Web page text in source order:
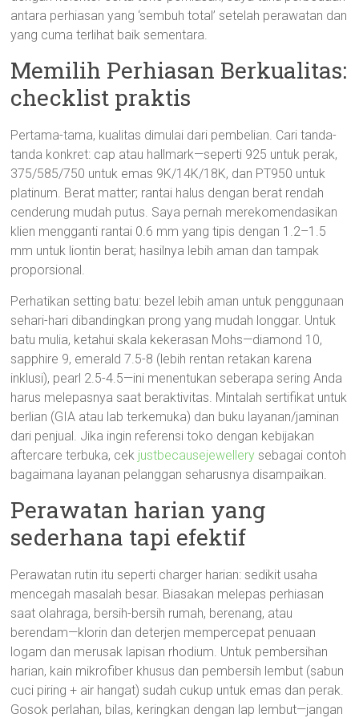
antara perhiasan yang ‘sembuh total’ setelah perawatan dan
yang cuma terlihat baik sementara.
Memilih Perhiasan Berkualitas:
checklist praktis
Pertama-tama, kualitas dimulai dari pembelian. Cari tanda-
tanda konkret: cap atau hallmark—seperti 925 untuk perak,
375/585/750 untuk emas 9K/14K/18K, dan PT950 untuk
platinum. Berat matter; rantai halus dengan berat rendah
cenderung mudah putus. Saya pernah merekomendasikan
klien mengganti rantai 0.6 mm yang tipis dengan 1.2–1.5
mm untuk liontin berat; hasilnya lebih aman dan tampak
proporsional.
Perhatikan setting batu: bezel lebih aman untuk penggunaan
sehari-hari dibandingkan prong yang mudah longgar. Untuk
batu mulia, ketahui skala kekerasan Mohs—diamond 10,
sapphire 9, emerald 7.5-8 (lebih rentan retakan karena
inklusi), pearl 2.5-4.5—ini menentukan seberapa sering Anda
harus melepasnya saat beraktivitas. Mintalah sertifikat untuk
berlian (GIA atau lab terkemuka) dan buku layanan/jaminan
dari penjual. Jika ingin referensi toko dengan kebijakan
aftercare terbuka, cek justbecausejewellery sebagai contoh
bagaimana layanan pelanggan seharusnya disampaikan.
Perawatan harian yang
sederhana tapi efektif
Perawatan rutin itu seperti charger harian: sedikit usaha
mencegah masalah besar. Biasakan melepas perhiasan
saat olahraga, bersih-bersih rumah, berenang, atau
berendam—klorin dan deterjen mempercepat penuaan
logam dan merusak lapisan rhodium. Untuk pembersihan
harian, kain mikrofiber khusus dan pembersih lembut (sabun
cuci piring + air hangat) sudah cukup untuk emas dan perak.
Gosok perlahan, bilas, keringkan dengan lap lembut—jangan